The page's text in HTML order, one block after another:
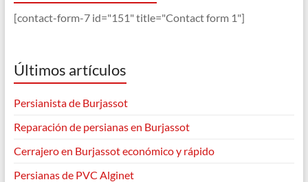
[contact-form-7 id="151" title="Contact form 1"]
Últimos artículos
Persianista de Burjassot
Reparación de persianas en Burjassot
Cerrajero en Burjassot económico y rápido
Persianas de PVC Alginet